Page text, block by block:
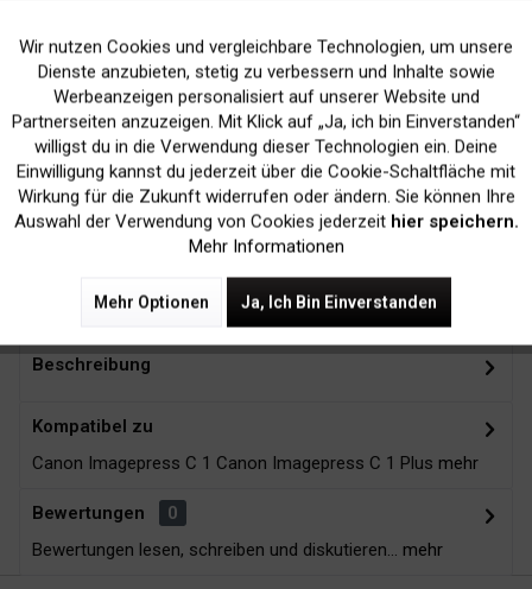
Kein Verlust der
Druckergarantie
Versand innerhalb von
24H*
Zubehör 4
Beschreibung
Kompatibel zu
Canon Imagepress C 1 Canon Imagepress C 1 Plus mehr
Bewertungen
0
Bewertungen lesen, schreiben und diskutieren... mehr
Funktionale Aktiv
Marketing Inaktiv
Tracking Inaktiv
Wir nutzen Cookies und vergleichbare Technologien, um unsere
Dienste anzubieten, stetig zu verbessern und Inhalte sowie
Werbeanzeigen personalisiert auf unserer Website und
Partnerseiten anzuzeigen. Mit Klick auf „Ja, ich bin Einverstanden“
willigst du in die Verwendung dieser Technologien ein. Deine
Einwilligung kannst du jederzeit über die Cookie-Schaltfläche mit
Wirkung für die Zukunft widerrufen oder ändern. Sie können Ihre
Auswahl der Verwendung von Cookies jederzeit hier speichern.
Mehr Informationen
Mehr Optionen Ja, Ich Bin Einverstanden